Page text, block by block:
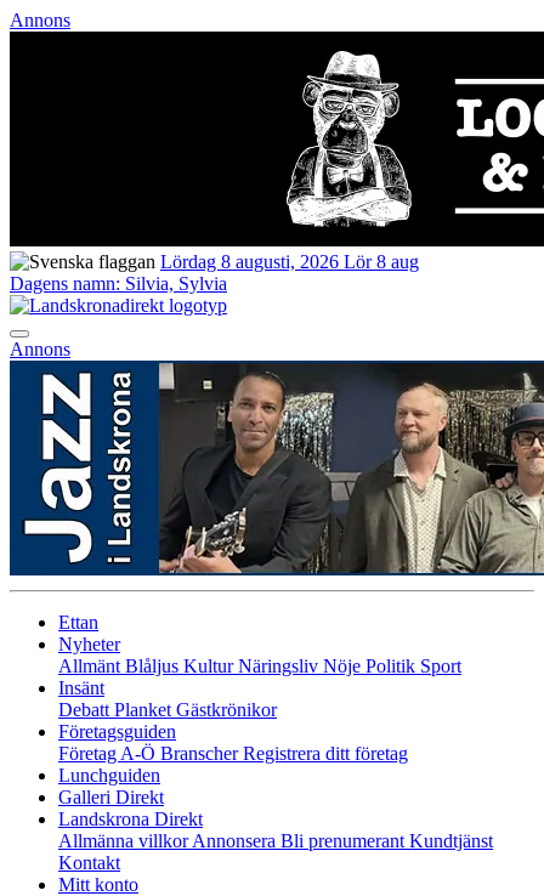
Annons
Lördag 8 augusti, 2026 Lör 8 aug
Dagens namn: Silvia, Sylvia
Annons
Ettan
Nyheter
Allmänt Blåljus KulturNäringsliv Nöje Politik Sport
Insänt
Debatt Planket Gästkrönikor
Företagsguiden
Företag A-Ö BranscherRegistrera ditt företag
Lunchguiden
Galleri Direkt
Landskrona Direkt
Allmänna villkorAnnonsera Bli prenumerant Kundtjänst
Kontakt
Mitt konto